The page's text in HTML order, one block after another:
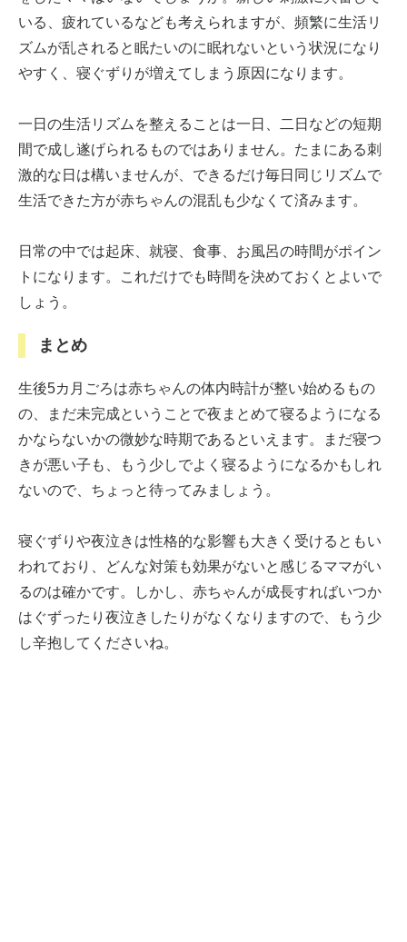
いる、疲れているなども考えられますが、頻繁に生活リ
ズムが乱されると眠たいのに眠れないという状況になり
やすく、寝ぐずりが増えてしまう原因になります。
一日の生活リズムを整えることは一日、二日などの短期
間で成し遂げられるものではありません。たまにある刺
激的な日は構いませんが、できるだけ毎日同じリズムで
生活できた方が赤ちゃんの混乱も少なくて済みます。
日常の中では起床、就寝、食事、お風呂の時間がポイン
トになります。これだけでも時間を決めておくとよいで
しょう。
まとめ
生後5カ月ごろは赤ちゃんの体内時計が整い始めるもの
の、まだ未完成ということで夜まとめて寝るようになる
かならないかの微妙な時期であるといえます。まだ寝つ
きが悪い子も、もう少しでよく寝るようになるかもしれ
ないので、ちょっと待ってみましょう。
寝ぐずりや夜泣きは性格的な影響も大きく受けるともい
われており、どんな対策も効果がないと感じるママがい
るのは確かです。しかし、赤ちゃんが成長すればいつか
はぐずったり夜泣きしたりがなくなりますので、もう少
し辛抱してくださいね。